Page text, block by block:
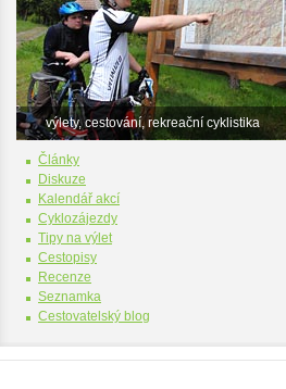
výlety, cestování, rekreační cyklistika
Články
Diskuze
Kalendář akcí
Cyklozájezdy
Tipy na výlet
Cestopisy
Recenze
Seznamka
Cestovatelský blog